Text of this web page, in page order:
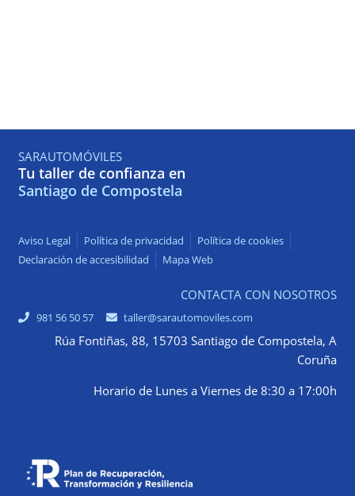
SARAUTOMÓVILES
Tu taller de confianza en
Santiago de Compostela
Aviso Legal Política de privacidad
Política de cookies
Declaración de accesibilidad
Mapa Web
CONTACTA CON NOSOTROS
981 56 50 57 taller@sarautomoviles.com
Rúa Fontiñas, 88, 15703 Santiago de Compostela, A
Coruña
Horario de Lunes a Viernes de 8:30 a 17:00h